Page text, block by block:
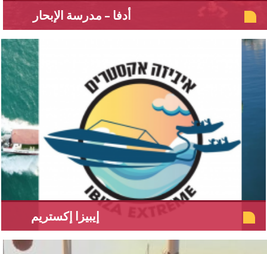
أدفا – مدرسة الإبحار
إيبيزا إكستريم